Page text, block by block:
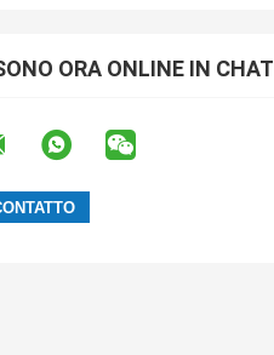
ORA ONLINE IN CHAT